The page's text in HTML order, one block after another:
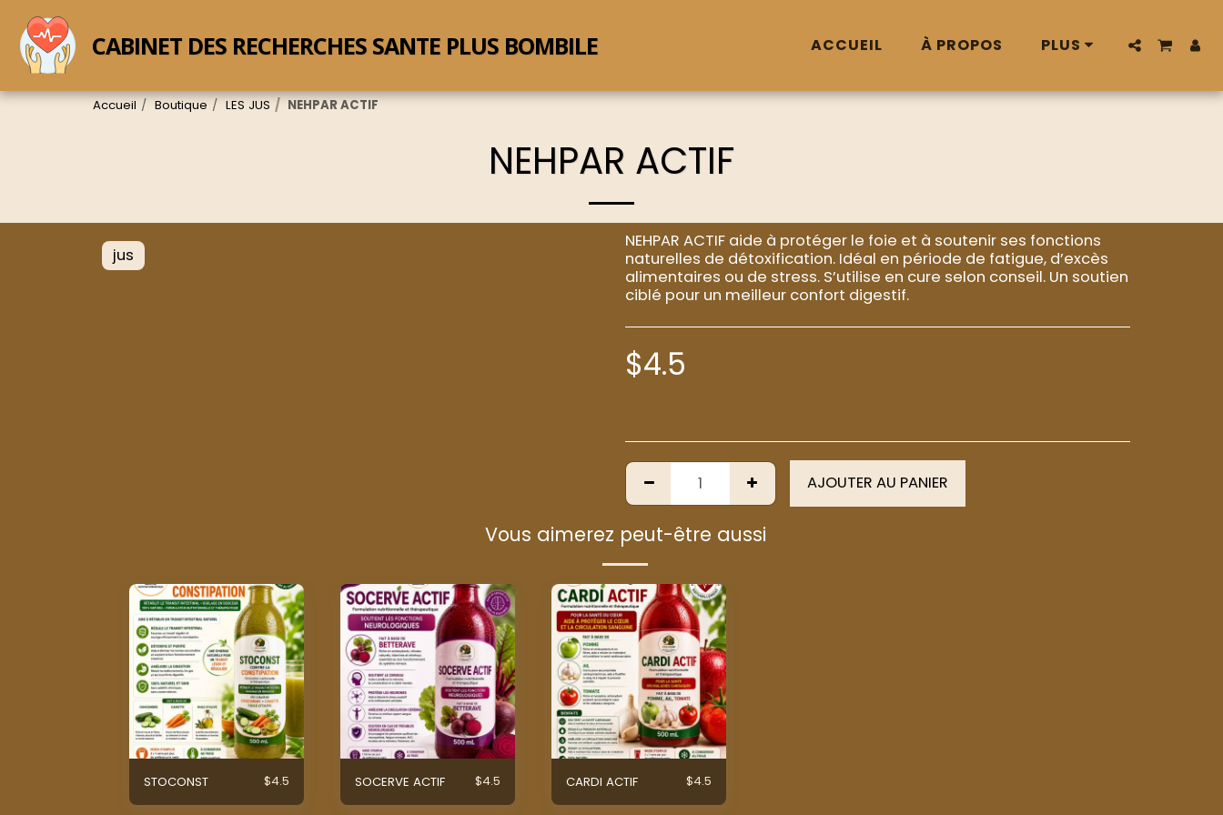
CABINET DES RECHERCHES SANTE PLUS BOMBILE ACCUEIL À PROPOS PLUS
Accueil Boutique LES JUS NEHPAR ACTIF
NEHPAR ACTIF
jus
NEHPAR ACTIF aide à protéger le foie et à soutenir ses fonctions
naturelles de détoxification. Idéal en période de fatigue, d’excès
alimentaires ou de stress. S’utilise en cure selon conseil. Un soutien
ciblé pour un meilleur confort digestif.
$4.5
AJOUTER AU PANIER
Vous aimerez peut-être aussi
STOCONST $4.5 SOCERVE ACTIF $4.5 CARDI ACTIF $4.5